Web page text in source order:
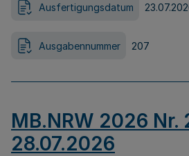
Ausfertigungsdatum
Ausgabennummer 207
MB.NRW 2026 Nr.
28.07.2026